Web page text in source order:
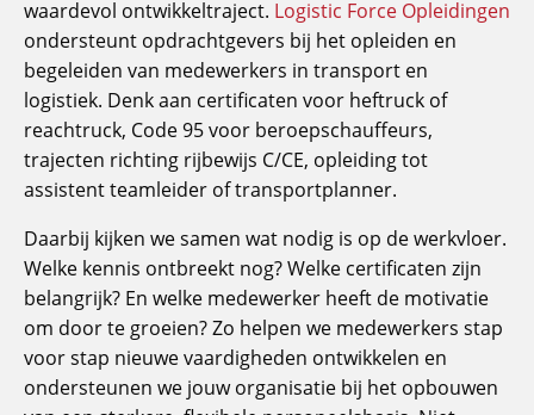
waardevol ontwikkeltraject. Logistic Force Opleidingen
ondersteunt opdrachtgevers bij het opleiden en
begeleiden van medewerkers in transport en
logistiek. Denk aan certificaten voor heftruck of
reachtruck, Code 95 voor beroepschauffeurs,
trajecten richting rijbewijs C/CE, opleiding tot
assistent teamleider of transportplanner.
Daarbij kijken we samen wat nodig is op de werkvloer.
Welke kennis ontbreekt nog? Welke certificaten zijn
belangrijk? En welke medewerker heeft de motivatie
om door te groeien? Zo helpen we medewerkers stap
voor stap nieuwe vaardigheden ontwikkelen en
ondersteunen we jouw organisatie bij het opbouwen